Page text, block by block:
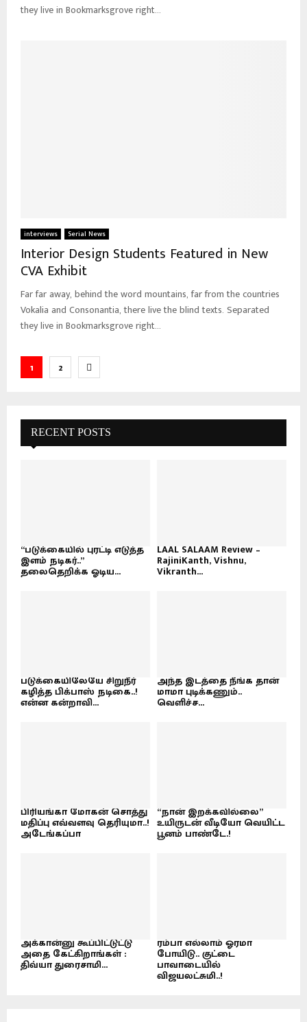
they live in Bookmarksgrove right...
interviews Serial News
Interior Design Students Featured in New
CVA Exhibit
Far far away, behind the word mountains, far from the countries
Vokalia and Consonantia, there live the blind texts. Separated
they live in Bookmarksgrove right...
Posts
1 2
RECENT POSTS
“படுக்கையில் புரட்டி எடுத்த
இளம் நடிகர்..”
தலைதெறிக்க ஓடிய...
LAAL SALAAM Review –
RajiniKanth, Vishnu,
Vikranth...
படுக்கையிலேயே சிறுநீர்
கழித்த பிக்பாஸ் நடிகை..!
என்ன கன்றாவி...
அந்த இடத்தை நீங்க தான்
மாமா புடிக்கணும்..
வெளிச்ச...
பிரியங்கா மோகன் சொத்து
மதிப்பு எவ்வளவு தெரியுமா..!
அடேங்கப்பா
“நான் இறக்கவில்லை”
உயிருடன் வீடியோ வெயிட்ட
பூனம் பாண்டே.!
அக்கான்னு கூப்பிட்டுட்டு
அதை கேட்கிறாங்கள் :
திவ்யா துரைசாமி...
ரம்பா எல்லாம் ஓரமா
போயிடு.. குட்டை
பாவாடையில்
விஜயலட்சுமி..!